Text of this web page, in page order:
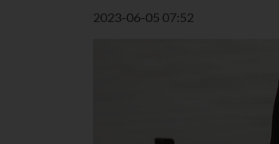
2023-06-05 07:52